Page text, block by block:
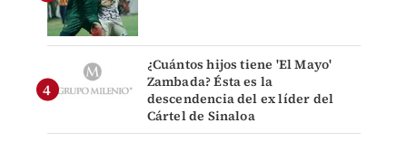
¿Cuántos hijos tiene 'El Mayo'
Zambada? Ésta es la
descendencia del ex líder del
Cártel de Sinaloa